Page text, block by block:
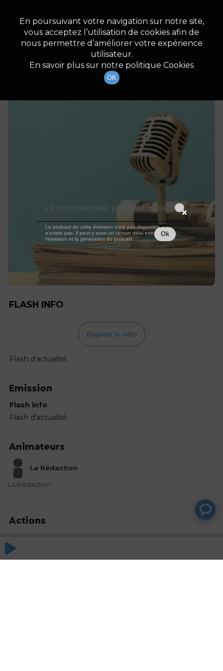
Détails De L'épisode
15 avril 2026 à 21h59
durée : Invalid date
FLASH INFO
Regarder la vidéo
Flash d'actualité.
Emission
Flash info
Flash d'actualité.
Animateurs
La Rédaction
La Rédaction
Actions
En poursuivant votre navigation sur notre site,
vous acceptez l’utilisation de cookies afin de
nous permettre d’améliorer votre expérience
utilisateur.
En savoir plus sur notre politique Cookies
OK
Le podcast n'est pas disponible
Le podcast de cette émission n'est pas disponible ou
n'existe pas. Il peut y avoir un certain délai entre la fin de
l'émission et la génération du podcast.
Ok